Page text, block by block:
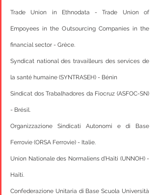
Trade Union in Ethnodata - Trade Union of
Empoyees in the Outsourcing Companies in the
financial sector - Grèce.
Syndicat national des travailleurs des services de
la santé humaine (SYNTRASEH) - Bénin
Sindicat dos Trabalhadores da Fiocruz (ASFOC-SN)
- Brésil.
Organizzazione Sindicati Autonomi e di Base
Ferrovie (ORSA Ferrovie) - Italie.
Union Nationale des Normaliens d’Haïti (UNNOH) -
Haïti.
Confederazione Unitaria di Base Scuola Università